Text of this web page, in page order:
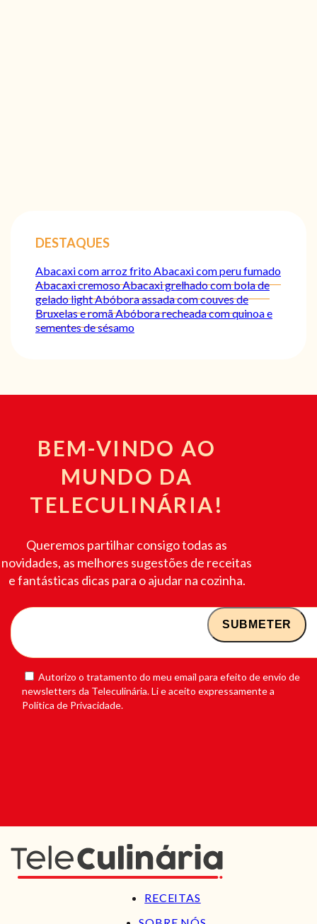
DESTAQUES
Abacaxi com arroz fritoAbacaxi com peru fumado
Abacaxi cremosoAbacaxi grelhado com bola de
gelado lightAbóbora assada com couves de
Bruxelas e romãAbóbora recheada com quinoa e
sementes de sésamo
BEM-VINDO AO
MUNDO DA
TELECULINÁRIA!
Queremos partilhar consigo todas as
novidades, as melhores sugestões de receitas
e fantásticas dicas para o ajudar na cozinha.
Autorizo o tratamento do meu email para efeito de envio de
newsletters da Teleculinária. Li e aceito expressamente a
Política de Privacidade.
RECEITAS